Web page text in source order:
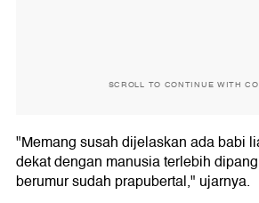
SCROLL TO CONTINUE WITH
"Memang susah dijelaskan ada babi
dekat dengan manusia terlebih
berumur sudah prapubertal," ujarnya.